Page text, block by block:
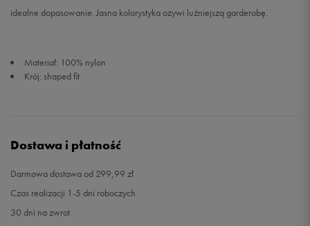
idealne dopasowanie. Jasna kolorystyka ożywi luźniejszą garderobę.
Materiał: 100% nylon
Krój: shaped fit
Dostawa i płatność
Darmowa dostawa od 299,99 zł
Czas realizacji 1-5 dni roboczych
30 dni na zwrot